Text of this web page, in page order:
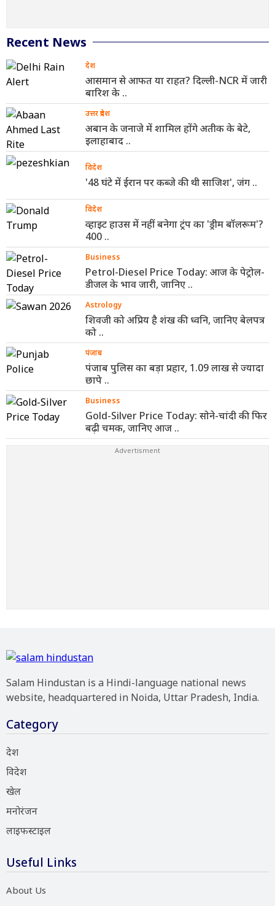
Recent News
देश
आसमान से आफत या राहत? दिल्ली-NCR में जारी
बारिश के ..
उत्तर प्रदेश
अबान के जनाजे में शामिल होंगे अतीक के बेटे,
इलाहाबाद ..
विदेश
'48 घंटे में ईरान पर कब्जे की थी साजिश', जंग ..
विदेश
व्हाइट हाउस में नहीं बनेगा ट्रंप का 'ड्रीम बॉलरूम'?
400 ..
Business
Petrol-Diesel Price Today: आज के पेट्रोल-
डीजल के भाव जारी, जानिए ..
Astrology
शिवजी को अप्रिय है शंख की ध्वनि, जानिए बेलपत्र
को ..
पंजाब
पंजाब पुलिस का बड़ा प्रहार, 1.09 लाख से ज्यादा
छापे ..
Business
Gold-Silver Price Today: सोने-चांदी की फिर
बढ़ी चमक, जानिए आज ..
Salam Hindustan is a Hindi-language national news
website, headquartered in Noida, Uttar Pradesh, India.
Category
देश
विदेश
खेल
मनोरंजन
लाइफस्टाइल
Useful Links
About Us